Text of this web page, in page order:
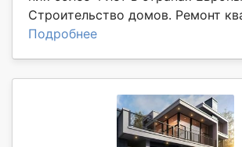
Строительство домов. Ремонт
Подробнее